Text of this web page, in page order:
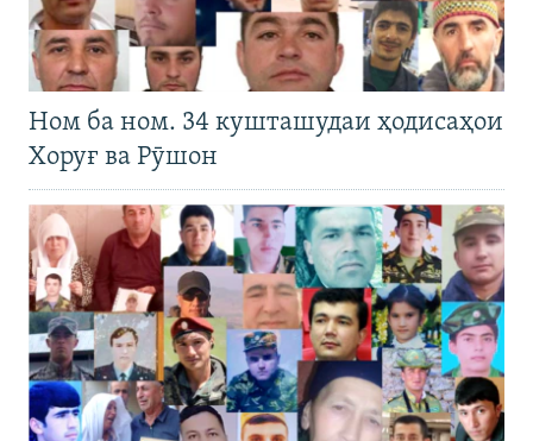
Ном ба ном. 34 кушташудаи ҳодисаҳои
Хоруғ ва Рӯшон